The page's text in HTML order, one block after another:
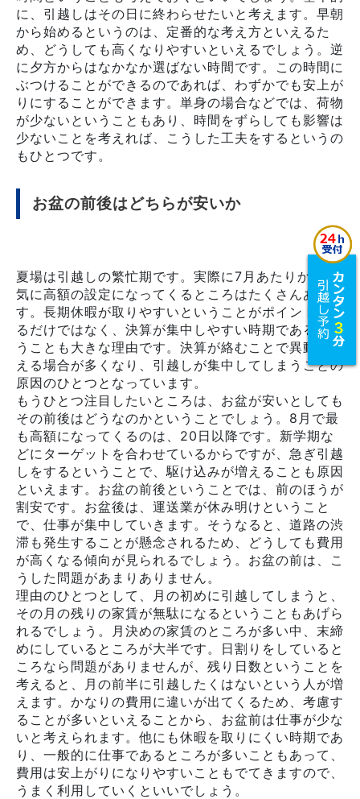
に、引越しはその日に終わらせたいと考えます。早朝
から始めるというのは、定番的な考え方といえるた
め、どうしても高くなりやすいといえるでしょう。逆
に夕方からはなかなか選ばない時間です。この時間に
ぶつけることができるのであれば、わずかでも安上が
りにすることができます。単身の場合などでは、荷物
が少ないということもあり、時間をずらしても影響は
少ないことを考えれば、こうした工夫をするというの
もひとつです。
お盆の前後はどちらが安いか
夏場は引越しの繁忙期です。実際に7月あたりから一
気に高額の設定になってくるところはたくさんありま
す。長期休暇が取りやすいということがポイントにな
るだけではなく、決算が集中しやすい時期であるとい
うことも大きな理由です。決算が絡むことで異動も増
える場合が多くなり、引越しが集中してしまうことの
原因のひとつとなっています。
もうひとつ注目したいところは、お盆が安いとしても
その前後はどうなのかということでしょう。8月で最
も高額になってくるのは、20日以降です。新学期な
どにターゲットを合わせているからですが、急ぎ引越
しをするということで、駆け込みが増えることも原因
といえます。お盆の前後ということでは、前のほうが
割安です。お盆後は、運送業が休み明けということ
で、仕事が集中していきます。そうなると、道路の渋
滞も発生することが懸念されるため、どうしても費用
が高くなる傾向が見られるでしょう。お盆の前は、こ
うした問題があまりありません。
理由のひとつとして、月の初めに引越してしまうと、
その月の残りの家賃が無駄になるということもあげら
れるでしょう。月決めの家賃のところが多い中、末締
めにしているところが大半です。日割りをしていると
ころなら問題がありませんが、残り日数ということを
考えると、月の前半に引越したくはないという人が増
えます。かなりの費用に違いが出てくるため、考慮す
ることが多いといえることから、お盆前は仕事が少な
いと考えられます。他にも休暇を取りにくい時期であ
り、一般的に仕事であるところが多いこともあって、
費用は安上がりになりやすいこともでてきますので、
うまく利用していくといいでしょう。